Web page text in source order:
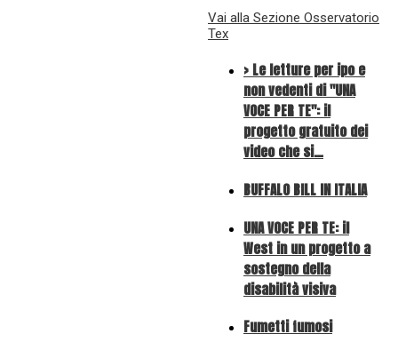
Vai alla Sezione Osservatorio
Tex
> Le letture per ipo e
non vedenti di "UNA
VOCE PER TE": il
progetto gratuito dei
video che si…
BUFFALO BILL IN ITALIA
UNA VOCE PER TE: il
West in un progetto a
sostegno della
disabilità visiva
Fumetti fumosi